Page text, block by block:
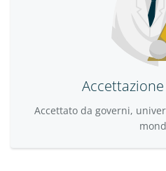
Accettato da governi,